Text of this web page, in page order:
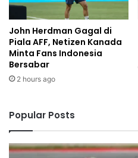
John Herdman Gagal di
Piala AFF, Netizen Kanada
Minta Fans Indonesia
Bersabar
2 hours ago
Popular Posts